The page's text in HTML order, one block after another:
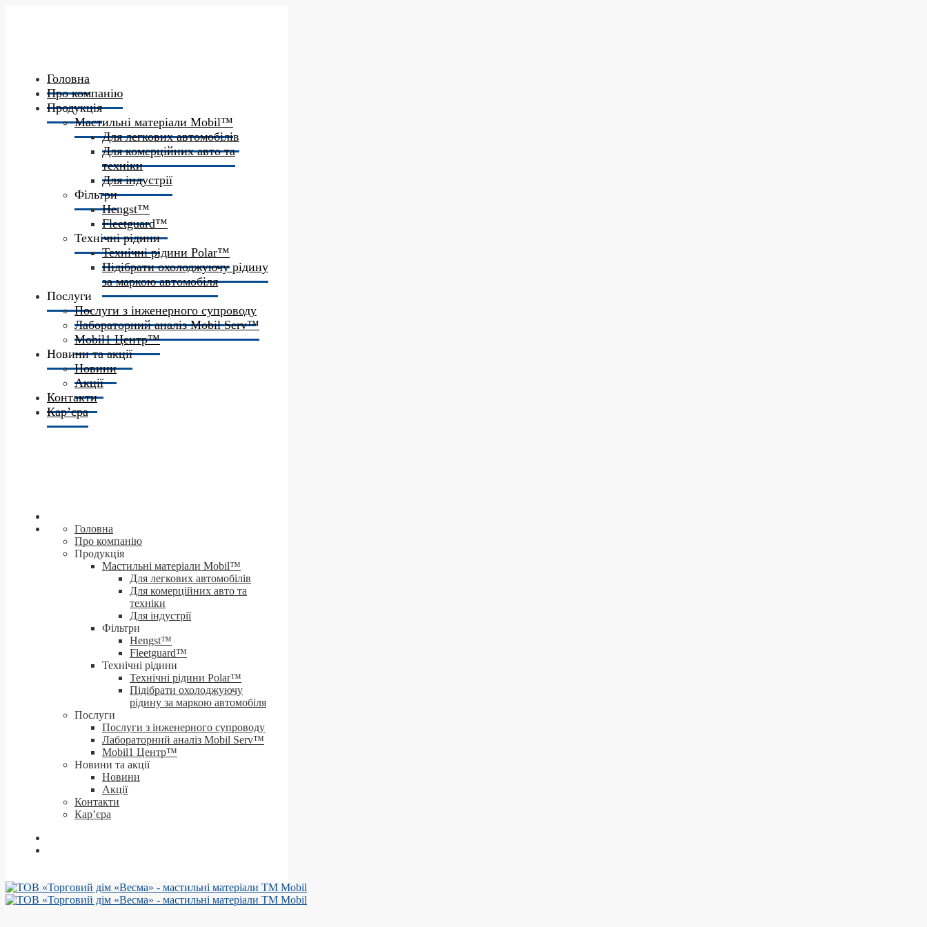
Головна
Про компанію
Продукція
Мастильні матеріали Mobil™
Для легкових автомобілів
Для комерційних авто та
техніки
Для індустрії
Фільтри
Hengst™
Fleetguard™
Технічні рідини
Технічні рідини Polar™
Підібрати охолоджуючу рідину
за маркою автомобіля
Послуги
Послуги з інженерного супроводу
Лабораторний аналіз Mobil Serv™
Mobil1 Центр™​
Новини та акції
Новини
Акції
Контакти
Кар’єра
Головна
Про компанію
Продукція
Мастильні матеріали Mobil™
Для легкових автомобілів
Для комерційних авто та
техніки
Для індустрії
Фільтри
Hengst™
Fleetguard™
Технічні рідини
Технічні рідини Polar™
Підібрати охолоджуючу
рідину за маркою автомобіля
Послуги
Послуги з інженерного супроводу
Лабораторний аналіз Mobil Serv™
Mobil1 Центр™​
Новини та акції
Новини
Акції
Контакти
Кар’єра